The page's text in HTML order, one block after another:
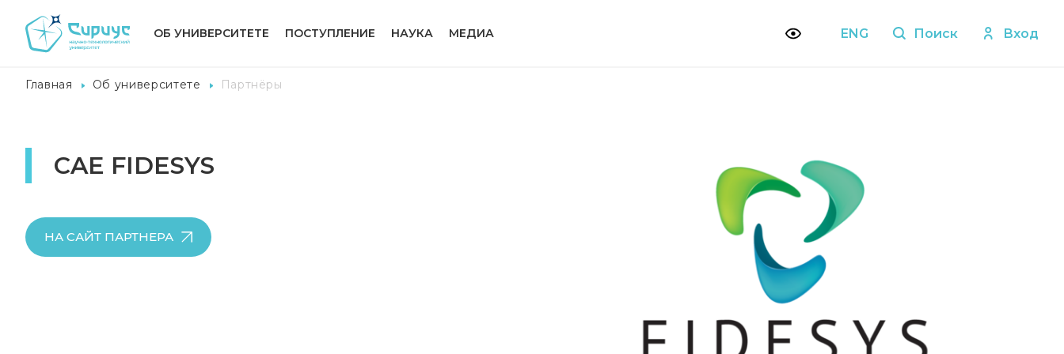
ОБ УНИВЕРСИТЕТЕ ПОСТУПЛЕНИЕ НАУКА МЕДИА ENG Поиск Вход
Главная Об университете Партнёры
CAE FIDESYS
НА САЙТ ПАРТНЕРА